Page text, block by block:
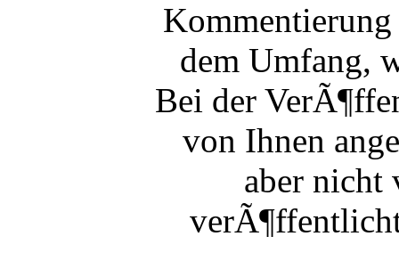
dem Umfang,
Bei der
von Ihnen
aber